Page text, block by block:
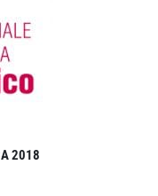
2018